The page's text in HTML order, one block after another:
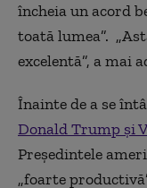
încheia un acord
toată lumea”.
excelentă”, a mai
Înainte de a se
Donald Trump și
Președintele
„foarte